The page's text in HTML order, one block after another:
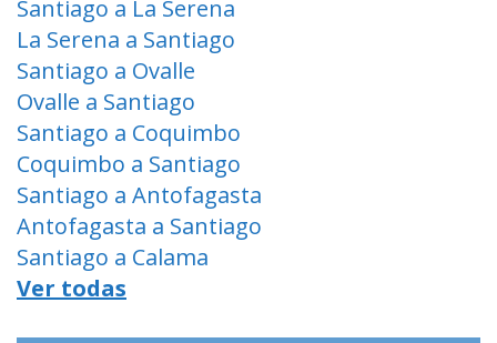
Santiago a La Serena
La Serena a Santiago
Santiago a Ovalle
Ovalle a Santiago
Santiago a Coquimbo
Coquimbo a Santiago
Santiago a Antofagasta
Antofagasta a Santiago
Santiago a Calama
Ver todas